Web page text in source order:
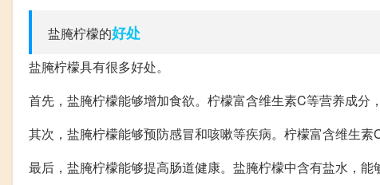
盐腌柠檬的好处
盐腌柠檬具有很多好处。
首先，盐腌柠檬能够增加食欲。柠檬富含维生素C等营养成分
其次，盐腌柠檬能够预防感冒和咳嗽等疾病。柠檬富含维生
最后，盐腌柠檬能够提高肠道健康。盐腌柠檬中含有盐水，能